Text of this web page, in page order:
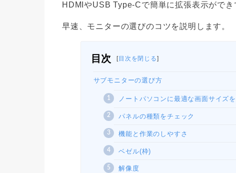
HDMIやUSB Type-Cで簡単に拡張表示ができ
早速、モニターの選びのコツを説明します。
目次 [目次を閉じる]
サブモニターの選び方
ノートパソコンに最適な画面サイズ
パネルの種類をチェック
機能と作業のしやすさ
ベゼル(枠)
解像度